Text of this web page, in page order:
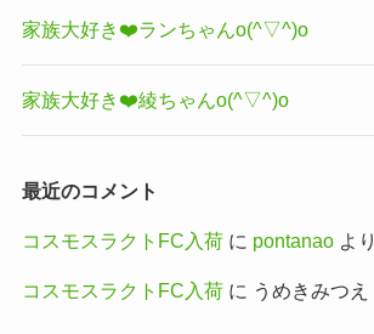
家族大好き❤️ランちゃんo(^▽^)o
家族大好き❤️綾ちゃんo(^▽^)o
最近のコメント
コスモスラクトFC入荷に pontanaoより
コスモスラクトFC入荷に うめきみつえ